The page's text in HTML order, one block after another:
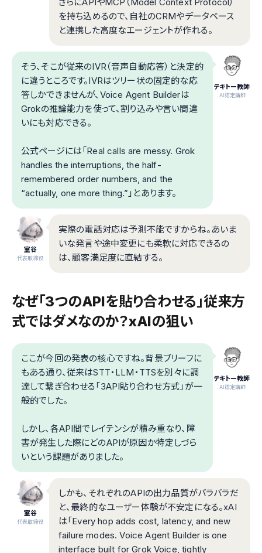
を持ち込めるので、自社のCRMやデータベース
と連携した高度なエージェントが作れる。
テキトー教師
.AI認定講師
そう、そこが従来のIVR（音声自動応答）と決定的
に違うところです。IVRはツリー状の固定的な応
答しかできませんが、Voice Agent Builderは
Grokの推論能力を使って、割り込みや言い間違
いにも対応できる。
公式ページには「Real calls are messy. Grok
handles the interruptions, the half-
remembered order numbers, and the
“actually, one more thing.”」とあります。
室谷
代表取締役
実際の電話対応は予測不能ですからね。あいま
いな発言や途中変更にも柔軟に対応できるの
は、顧客満足度に直結する。
なぜ「3つのAPIを貼り合わせる」従来方
式ではダメなのか？xAIの狙い
テキトー教師
.AI認定講師
ここが今回の発表の核心ですね。背景ブリーフに
もある通り、従来はSTT・LLM・TTSを別々に調
達して繋ぎ合わせる「3API貼り合わせ方式」が一
般的でした。
しかし、各API間でレイテンシが積み重なり、障
害が発生した際にどのAPIが原因か特定しづら
いという課題がありました。
室谷
代表取締役
しかも、それぞれのAPIの出力品質がバラバラだ
と、最終的なユーザー体験が不安定になる。xAI
は「Every hop adds cost, latency, and new
failure modes. Voice Agent Builder is one
interface built for Grok Voice, tightly